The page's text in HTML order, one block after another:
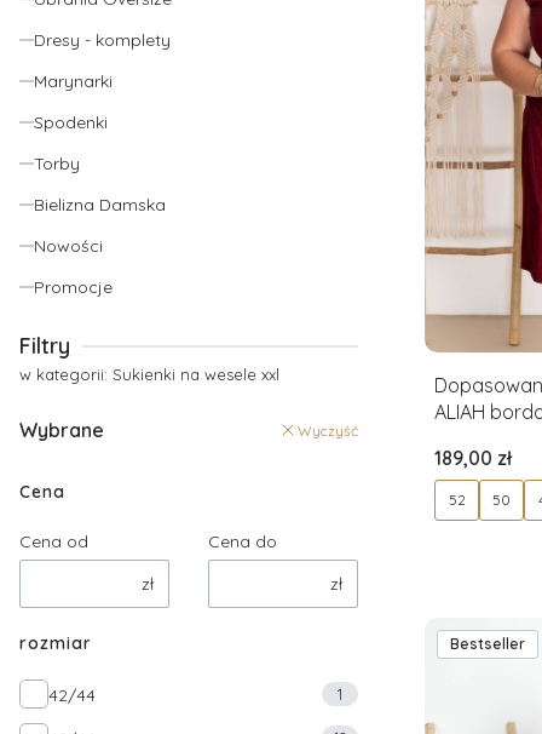
Dresy - komplety
Marynarki
Spodenki
Torby
Bielizna Damska
Nowości
Promocje
Filtry
w kategorii: Sukienki na wesele xxl
Wybrane Wyczyść
Cena
Cena od
zł
Cena do
zł
rozmiar
rozmiar
42/44 1
ALIAH
Cena
189,00 zł
52 50
Bestseller